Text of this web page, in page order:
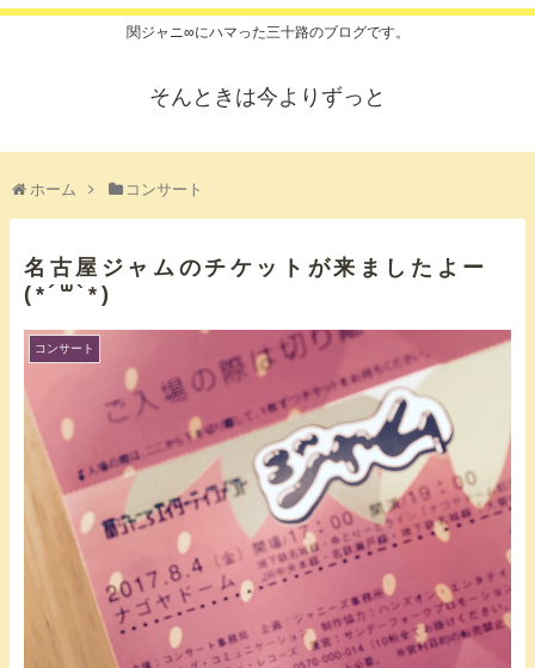
関ジャニ∞にハマった三十路のブログです。
そんときは今よりずっと
ホーム コンサート
名古屋ジャムのチケットが来ましたよー
(*´꒳`*)
コンサート